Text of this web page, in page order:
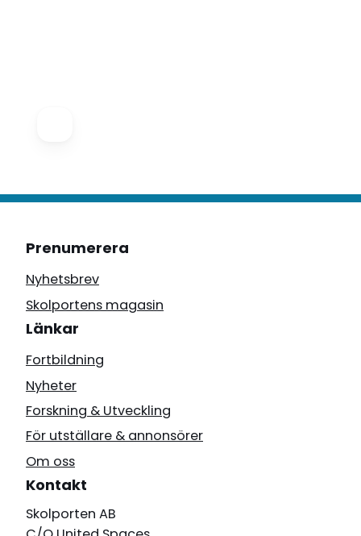
Prenumerera
Nyhetsbrev
Skolportens magasin
Länkar
Fortbildning
Nyheter
Forskning & Utveckling
För utställare & annonsörer
Om oss
Kontakt
Skolporten AB